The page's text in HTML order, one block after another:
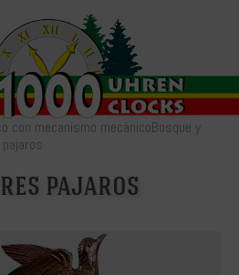
con mecanismo mecánicoBosque y
pajaros